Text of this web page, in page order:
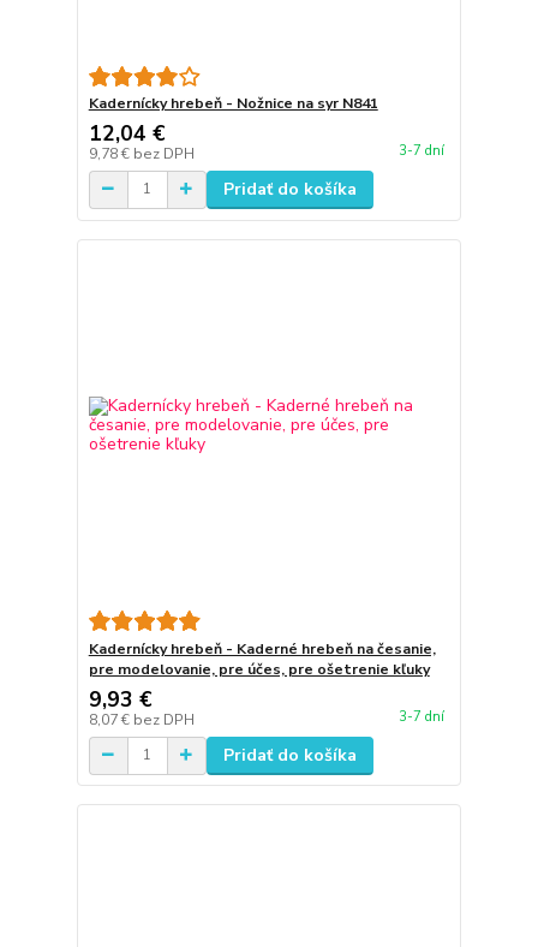
Kadernícky hrebeň - Nožnice na syr N841
12,04 €
9,78 € bez DPH 3-7 dní
Pridať do košíka
Kadernícky hrebeň - Kaderné hrebeň na česanie,
pre modelovanie, pre účes, pre ošetrenie kľuky
9,93 €
8,07 € bez DPH 3-7 dní
Pridať do košíka